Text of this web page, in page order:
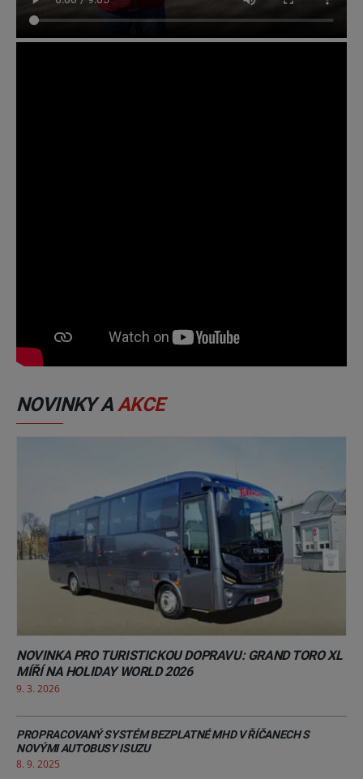
NOVINKY AAKCE
NOVINKA PRO TURISTICKOU DOPRAVU: GRAND TORO XL
MÍŘÍ NA HOLIDAY WORLD 2026
9. 3. 2026
PROPRACOVANÝ SYSTÉM BEZPLATNÉ MHD V ŘÍČANECH S
NOVÝMI AUTOBUSY ISUZU
8. 9. 2025